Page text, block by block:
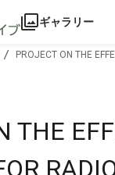
ギャラリー
PROJECT ON THE
THE